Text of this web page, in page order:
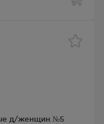
д/женщин №5